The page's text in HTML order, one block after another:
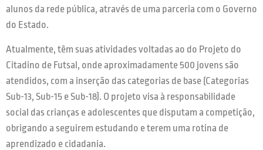
alunos da rede pública, através de uma parceria com o Governo
do Estado.
Atualmente, têm suas atividades voltadas ao do Projeto do
Citadino de Futsal, onde aproximadamente 500 jovens são
atendidos, com a inserção das categorias de base (Categorias
Sub-13, Sub-15 e Sub-18). O projeto visa à responsabilidade
social das crianças e adolescentes que disputam a competição,
obrigando a seguirem estudando e terem uma rotina de
aprendizado e cidadania.